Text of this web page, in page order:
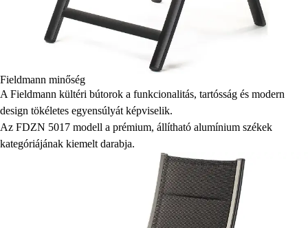
Fieldmann minőség
A Fieldmann kültéri bútorok a funkcionalitás, tartósság és modern
design tökéletes egyensúlyát képviselik.
Az FDZN 5017 modell a prémium, állítható alumínium székek
kategóriájának kiemelt darabja.